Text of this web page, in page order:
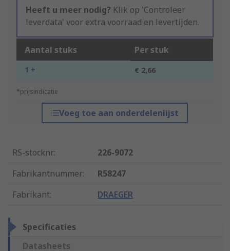
Heeft u meer nodig? Klik op 'Controleer
leverdata' voor extra voorraad en levertijden.
Aantal stuks Per stuk
1 + € 2,66
*prijsindicatie
Voeg toe aan onderdelenlijst
RS-stocknr.:
226-9072
Fabrikantnummer:
R58247
Fabrikant: DRAEGER
Specificaties
Datasheets